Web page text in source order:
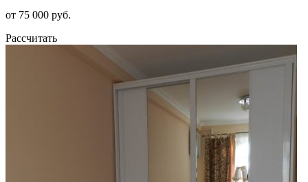
от 75 000 руб.
Рассчитать